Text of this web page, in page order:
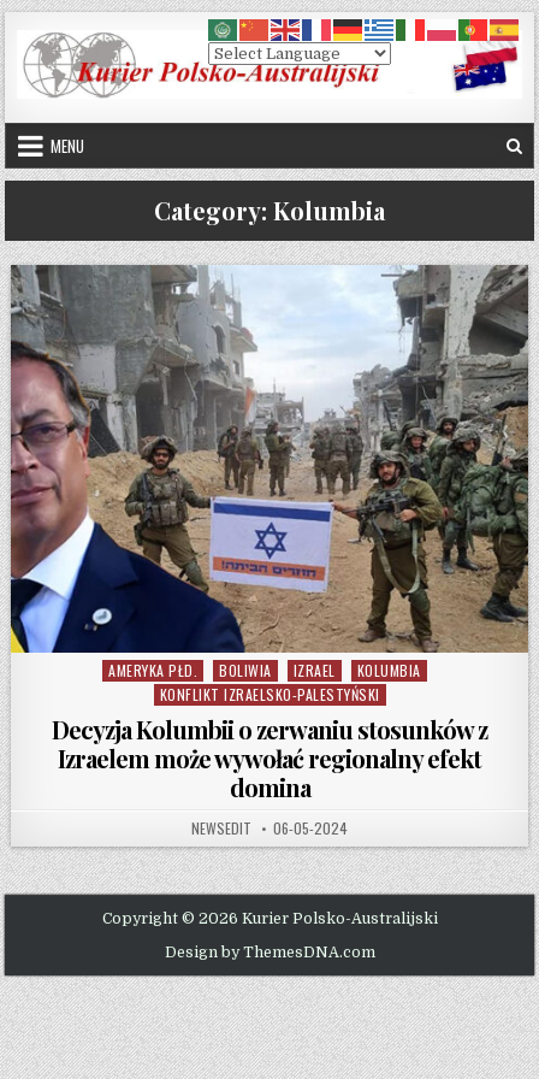
Skip to content
MENU
Category: Kolumbia
Posted in
AMERYKA PŁD. BOLIWIA IZRAEL
KOLUMBIA
KONFLIKT IZRAELSKO-PALESTYŃSKI
Decyzja Kolumbii o zerwaniu stosunków z
Izraelem może wywołać regionalny efekt
domina
AUTHOR:
NEWSEDIT PUBLISHED DATE:
06-05-2024
Copyright © 2026 Kurier Polsko-Australijski
Design by ThemesDNA.com